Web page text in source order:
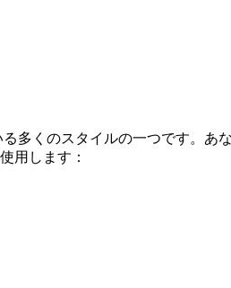
多くのスタイルの一つです。あ
用します：